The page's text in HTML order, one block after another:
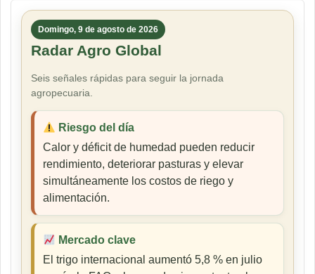
Domingo, 9 de agosto de 2026
Radar Agro Global
Seis señales rápidas para seguir la jornada
agropecuaria.
Riesgo del día
Calor y déficit de humedad pueden reducir
rendimiento, deteriorar pasturas y elevar
simultáneamente los costos de riego y
alimentación.
Mercado clave
El trigo internacional aumentó 5,8 % en julio